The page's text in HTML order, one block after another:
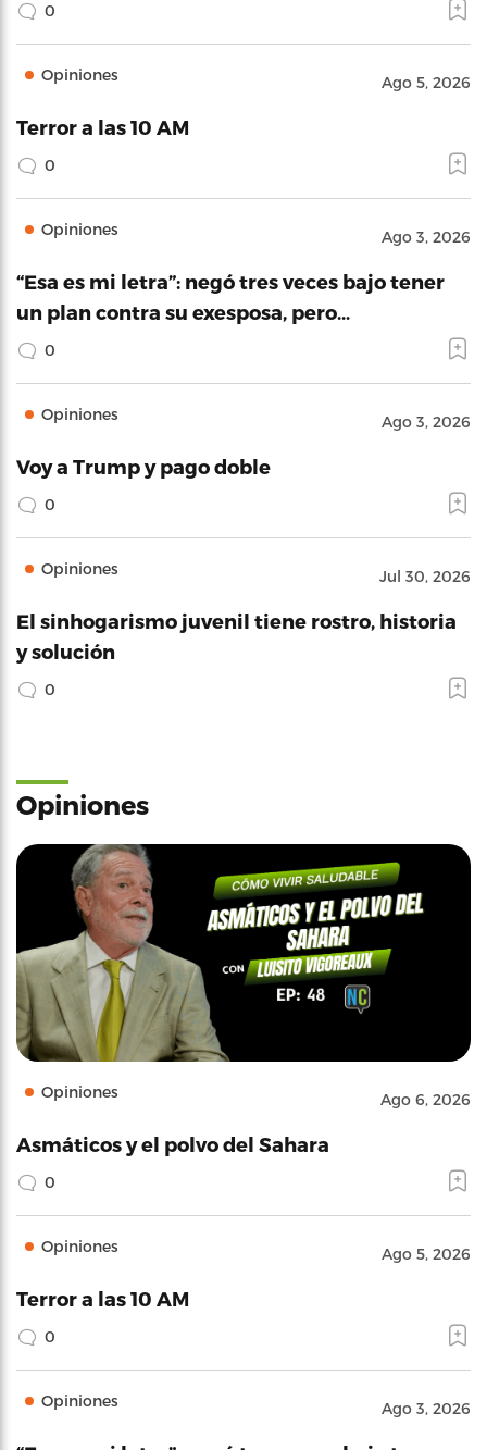
0
Opiniones Ago 5, 2026
Terror a las 10 AM
0
Opiniones Ago 3, 2026
“Esa es mi letra”: negó tres veces bajo tener
un plan contra su exesposa, pero…
0
Opiniones Ago 3, 2026
Voy a Trump y pago doble
0
Opiniones Jul 30, 2026
El sinhogarismo juvenil tiene rostro, historia
y solución
0
Opiniones
Opiniones Ago 6, 2026
Asmáticos y el polvo del Sahara
0
Opiniones Ago 5, 2026
Terror a las 10 AM
0
Opiniones Ago 3, 2026